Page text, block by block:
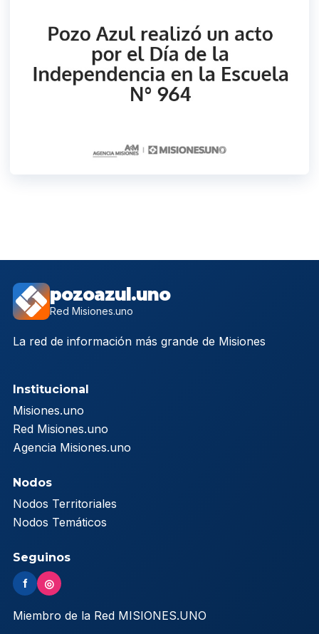
pozoazul.uno
Red Misiones.uno
La red de información más grande de Misiones
Institucional
Misiones.uno
Red Misiones.uno
Agencia Misiones.uno
Nodos
Nodos Territoriales
Nodos Temáticos
Seguinos
f ◎
Miembro de la Red MISIONES.UNO